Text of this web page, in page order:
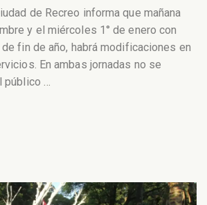
de Recreo informa que mañana
y el miércoles 1° de enero con
fin de año, habrá modificaciones en
En ambas jornadas no se
público